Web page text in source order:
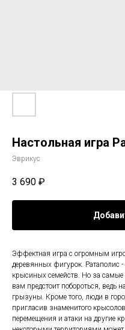
Настольная игра
Эврикус
3 690 ₽
Эффектная игра с огромным
деревянных фигурок. Ратаполис
крысиных семейств. Но за
вам предстоит побороться, ведь
грызуны. Кроме того, люди в
пригласив знаменитого
перемещения и атаки на другие